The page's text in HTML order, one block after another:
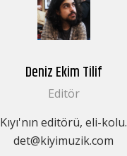
Deniz Ekim Tilif
Editör
Kıyı'nın editörü, eli-kolu.
det@kiyimuzik.com